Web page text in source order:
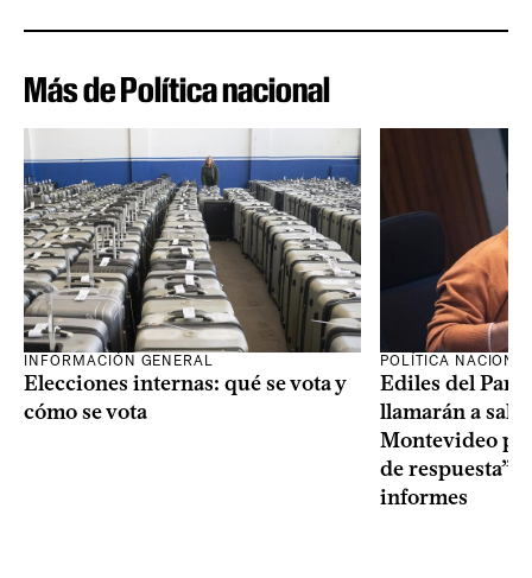
Más de Política nacional
INFORMACIÓN GENERAL
Elecciones internas: qué se vota y
cómo se vota
POLÍTICA
Ediles del
llamarán a sala
Montevideo
de respuesta”
informes